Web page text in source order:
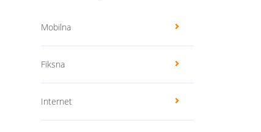
Mobilna
Fiksna
Internet